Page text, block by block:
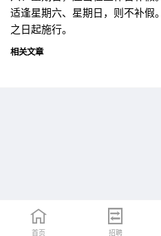
适逢星期六、星期日，则不
之日起施行。
相关文章
首页 招聘
首页 招聘